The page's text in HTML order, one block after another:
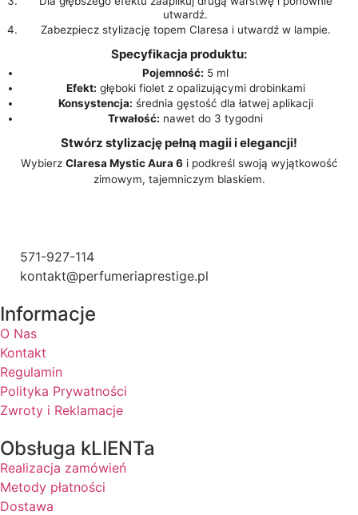
utwardź.
Zabezpiecz stylizację topem Claresa i utwardź w lampie.
Specyfikacja produktu:
Pojemność: 5 ml
Efekt: głęboki fiolet z opalizującymi drobinkami
Konsystencja: średnia gęstość dla łatwej aplikacji
Trwałość: nawet do 3 tygodni
Stwórz stylizację pełną magii i elegancji!
Wybierz Claresa Mystic Aura 6i podkreśl swoją wyjątkowość
zimowym, tajemniczym blaskiem.
571-927-114
kontakt@perfumeriaprestige.pl
Informacje
O Nas
Kontakt
Regulamin
Polityka Prywatności
Zwroty i Reklamacje
Obsługa kLIENTa
Realizacja zamówień
Metody płatności
Dostawa